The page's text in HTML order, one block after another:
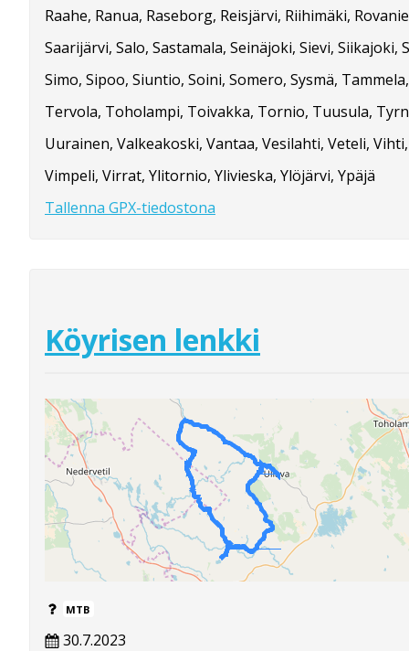
Raahe, Ranua, Raseborg, Reisjärvi, Riihimäki,
Saarijärvi, Salo, Sastamala, Seinäjoki, Sievi, Siikajoki,
Simo, Sipoo, Siuntio, Soini, Somero, Sysmä,
Tervola, Toholampi, Toivakka, Tornio, Tuusula,
Uurainen, Valkeakoski, Vantaa, Vesilahti, Veteli,
Vimpeli, Virrat, Ylitornio, Ylivieska, Ylöjärvi, Ypäjä
Tallenna GPX-tiedostona
Köyrisen lenkki
MTB
30.7.2023